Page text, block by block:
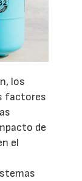
los
factores
de
el